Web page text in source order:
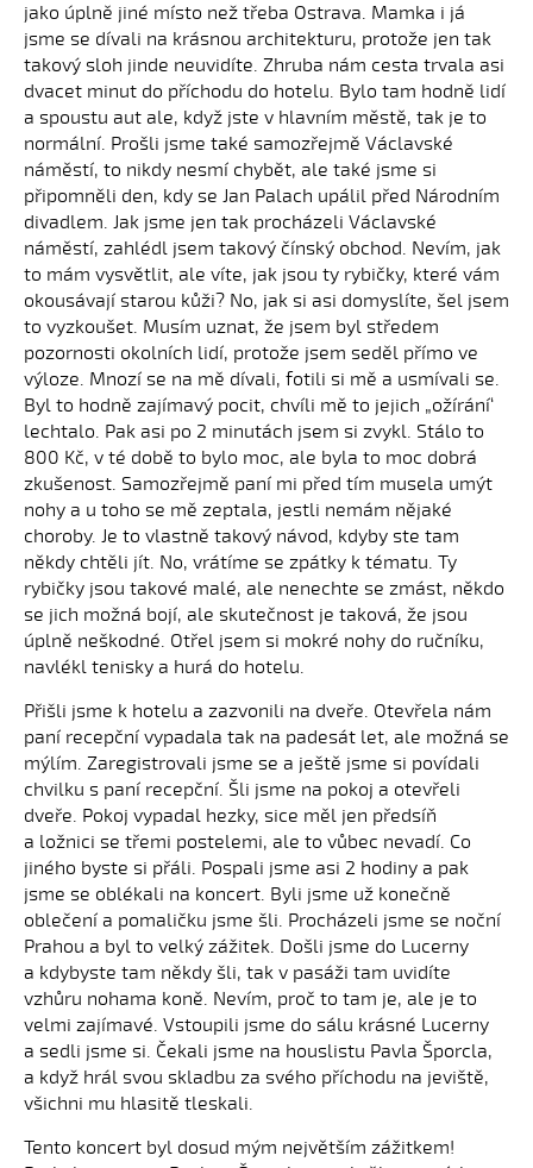
jako úplně jiné místo než třeba Ostrava. Mamka i já
jsme se dívali na krásnou architekturu, protože jen tak
takový sloh jinde neuvidíte. Zhruba nám cesta trvala asi
dvacet minut do příchodu do hotelu. Bylo tam hodně lidí
a spoustu aut ale, když jste v hlavním městě, tak je to
normální. Prošli jsme také samozřejmě Václavské
náměstí, to nikdy nesmí chybět, ale také jsme si
připomněli den, kdy se Jan Palach upálil před Národním
divadlem. Jak jsme jen tak procházeli Václavské
náměstí, zahlédl jsem takový čínský obchod. Nevím, jak
to mám vysvětlit, ale víte, jak jsou ty rybičky, které vám
okousávají starou kůži? No, jak si asi domyslíte, šel jsem
to vyzkoušet. Musím uznat, že jsem byl středem
pozornosti okolních lidí, protože jsem seděl přímo ve
výloze. Mnozí se na mě dívali, fotili si mě a usmívali se.
Byl to hodně zajímavý pocit, chvíli mě to jejich „ožírání‘
lechtalo. Pak asi po 2 minutách jsem si zvykl. Stálo to
800 Kč, v té době to bylo moc, ale byla to moc dobrá
zkušenost. Samozřejmě paní mi před tím musela umýt
nohy a u toho se mě zeptala, jestli nemám nějaké
choroby. Je to vlastně takový návod, kdyby ste tam
někdy chtěli jít. No, vrátíme se zpátky k tématu. Ty
rybičky jsou takové malé, ale nenechte se zmást, někdo
se jich možná bojí, ale skutečnost je taková, že jsou
úplně neškodné. Otřel jsem si mokré nohy do ručníku,
navlékl tenisky a hurá do hotelu.
Přišli jsme k hotelu a zazvonili na dveře. Otevřela nám
paní recepční vypadala tak na padesát let, ale možná se
mýlím. Zaregistrovali jsme se a ještě jsme si povídali
chvilku s paní recepční. Šli jsme na pokoj a otevřeli
dveře. Pokoj vypadal hezky, sice měl jen předsíň
a ložnici se třemi postelemi, ale to vůbec nevadí. Co
jiného byste si přáli. Pospali jsme asi 2 hodiny a pak
jsme se oblékali na koncert. Byli jsme už konečně
oblečení a pomaličku jsme šli. Procházeli jsme se noční
Prahou a byl to velký zážitek. Došli jsme do Lucerny
a kdybyste tam někdy šli, tak v pasáži tam uvidíte
vzhůru nohama koně. Nevím, proč to tam je, ale je to
velmi zajímavé. Vstoupili jsme do sálu krásné Lucerny
a sedli jsme si. Čekali jsme na houslistu Pavla Šporcla,
a když hrál svou skladbu za svého příchodu na jeviště,
všichni mu hlasitě tleskali.
Tento koncert byl dosud mým největším zážitkem!